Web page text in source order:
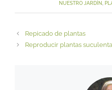
NUESTRO JARDÍN
Repicado de plantas
Reproducir plantas